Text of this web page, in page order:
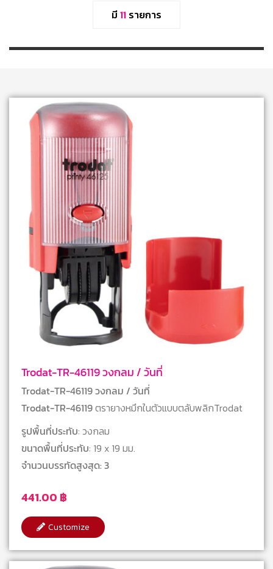
มี11 รายการ
Trodat-TR-46119 วงกลม / วันที่
441.00 ฿
Trodat-TR-46119 วงกลม / วันที่
Trodat-TR-46119ตรายางหมึกในตัวแบบตลับพลิกTrodat
รูปพื้นที่ประทับ: วงกลม
ขนาดพื้นที่ประทับ: 19 x 19 มม.
จำนวนบรรทัดสูงสุด: 3
Customize